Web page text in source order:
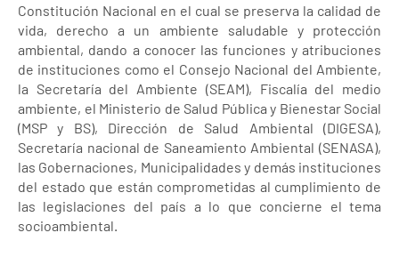
Constitución Nacional en el cual se preserva la calidad de
vida, derecho a un ambiente saludable y protección
ambiental, dando a conocer las funciones y atribuciones
de instituciones como el Consejo Nacional del Ambiente,
la Secretaría del Ambiente (SEAM), Fiscalía del medio
ambiente, el Ministerio de Salud Pública y Bienestar Social
(MSP y BS), Dirección de Salud Ambiental (DIGESA),
Secretaría nacional de Saneamiento Ambiental (SENASA),
las Gobernaciones, Municipalidades y demás instituciones
del estado que están comprometidas al cumplimiento de
las legislaciones del país a lo que concierne el tema
socioambiental.